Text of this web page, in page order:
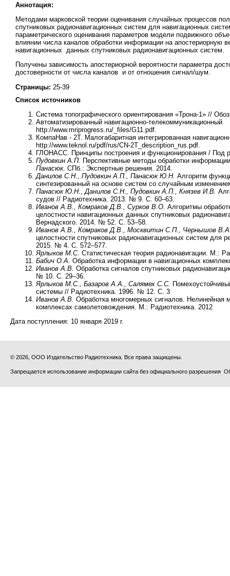
Аннотация:
Методами марковской теории оценивания случайных процессов
спутниковых радионавигационных систем для навигационных
параметрического оценивания параметров модели подвижного
влиянии числа каналов обработки информации на апостериорную
навигационных данных спутниковых радионавигационных систем.
Получены зависимость апостериорной вероятности параметра
достоверности от числа каналов и от отношения сигнал/шум.
Страницы: 25-39
Список источников
Система топографического ориентирования «Трона-1» //
Автоматизированный навигационно-
http://www.mriprogress.ru/_files/G11.pdf.
КомпаНав - 2Т. Малогабаритная интегрированная
http://www.teknol.ru/pdf/rus/CN-2T_description_rus.pdf.
ГЛОНАСС. Принципы построения и функционирования / Под
Пудовкин А.П. Перспективные методы обработки
Панасюк. СПб.: Экспертные решения. 2014.
Данилов С.Н., Пудовкин А.П., Панасюк Ю.Н. Алгоритм
синтезированный на основе систем со случайным
Панасюк Ю.Н., Данилов С.Н., Пудовкин А.П., Князев И.В.
судов // Радиотехника. 2013. № 9. С. 60–63.
Иванов А.В., Комраков Д.В., Сурков В.О. Алгоритмы
целостности навигационных данных спутниковых
Вернадского. 2014. № 52. С. 53–58.
Иванов А.В., Комраков Д.В., Москвитин С.П., Чернышов
целостности спутниковых радионавигационных систем для
2015. № 4. С. 572–577.
Ярлыков М.С. Статистическая теория радионавигации. М.:
Бабич О.А. Обработка информации в навигационных
Иванов А.В. Обработка сигналов спутниковых
№ 10. С. 29–36.
Ярлыков М.С., Базаров А.А., Салямех С.С.
системы // Радиотехника. 1996. № 12. С. 3
Иванов А.В. Обработка многомерных сигналов. Нелинейная
комплексах самолетовождения. М.: Радиотехника. 2012
Дата поступления: 10 января 2019 г.
© 2026, ООО Издательство Радиотехника. Все права защищены.
Запрещается использование информации сайта без официального разрешения